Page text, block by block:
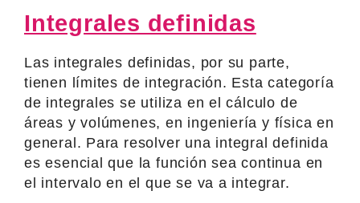
Integrales definidas
Las integrales definidas, por su parte,
tienen límites de integración. Esta categoría
de integrales se utiliza en el cálculo de
áreas y volúmenes, en ingeniería y física en
general. Para resolver una integral definida
es esencial que la función sea continua en
el intervalo en el que se va a integrar.